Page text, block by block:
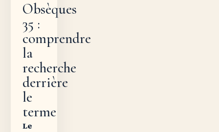
Obsèques
35 :
comprendre
la
recherche
derrière
le
terme
Le